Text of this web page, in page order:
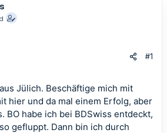
#1
Jülich. Beschäftige mich mit
hier und da mal einem Erfolg, aber
BO habe ich bei BDSwiss entdeckt,
gefluppt. Dann bin ich durch